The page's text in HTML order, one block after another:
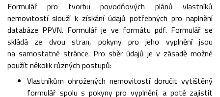
Formulář pro tvorbu povodňových plánů vlastníků
nemovitostí slouží k získání údajů potřebných pro naplnění
databáze PPVN. Formulář je ve formátu pdf. Formulář se
skládá ze dvou stran, pokyny pro jeho vyplnění jsou
na samostatné stránce. Pro sběr údajů je v zásadě možné
použít několik různých postupů:
Vlastníkům ohrožených nemovitostí doručit vytištěný
formulář spolu s pokyny pro vyplnění, a poté zajistit